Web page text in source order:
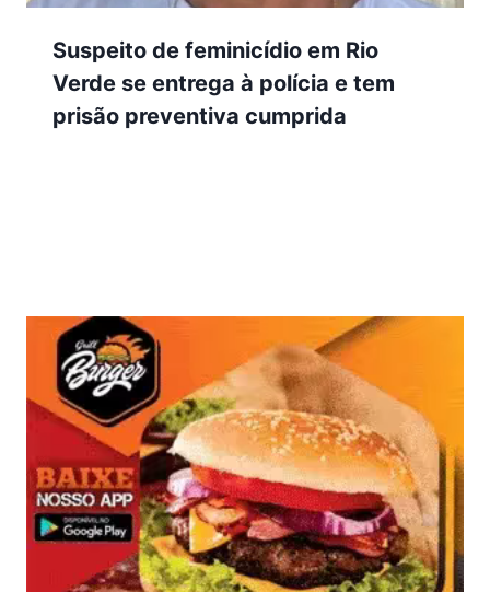
Suspeito de feminicídio em Rio
Verde se entrega à polícia e tem
prisão preventiva cumprida